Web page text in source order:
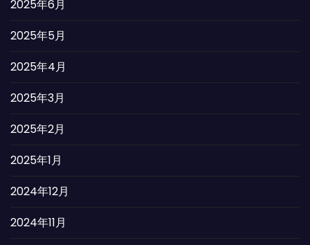
2025年6月
2025年5月
2025年4月
2025年3月
2025年2月
2025年1月
2024年12月
2024年11月